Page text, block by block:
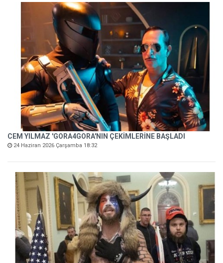
CEM YILMAZ 'GORA4GORA'NIN ÇEKİMLERİNE BAŞLADI
24 Haziran 2026 Çarşamba 18:32